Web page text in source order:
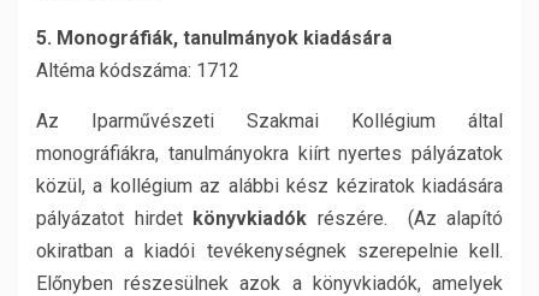
5. Monográfiák, tanulmányok kiadására
Altéma kódszáma: 1712
Az Iparművészeti Szakmai Kollégium által
monográfiákra, tanulmányokra kiírt nyertes pályázatok
közül, a kollégium az alábbi kész kéziratok kiadására
pályázatot hirdet könyvkiadók részére. (Az alapító
okiratban a kiadói tevékenységnek szerepelnie kell.
Előnyben részesülnek azok a könyvkiadók, amelyek